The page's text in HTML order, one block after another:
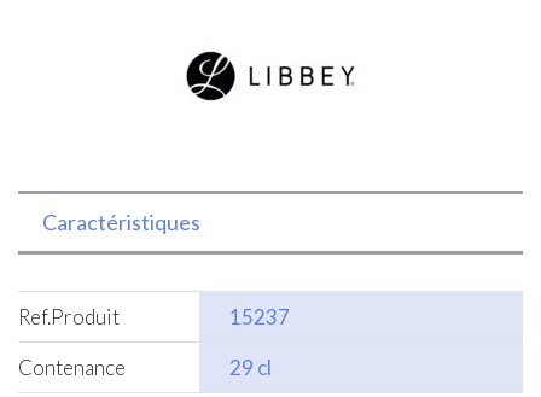
Caractéristiques
Ref.Produit
15237
Contenance
29 cl